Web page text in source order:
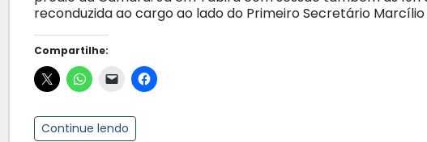
reconduzida ao cargo ao lado do Primeiro Secretário Marcílio
Compartilhe:
Continue lendo